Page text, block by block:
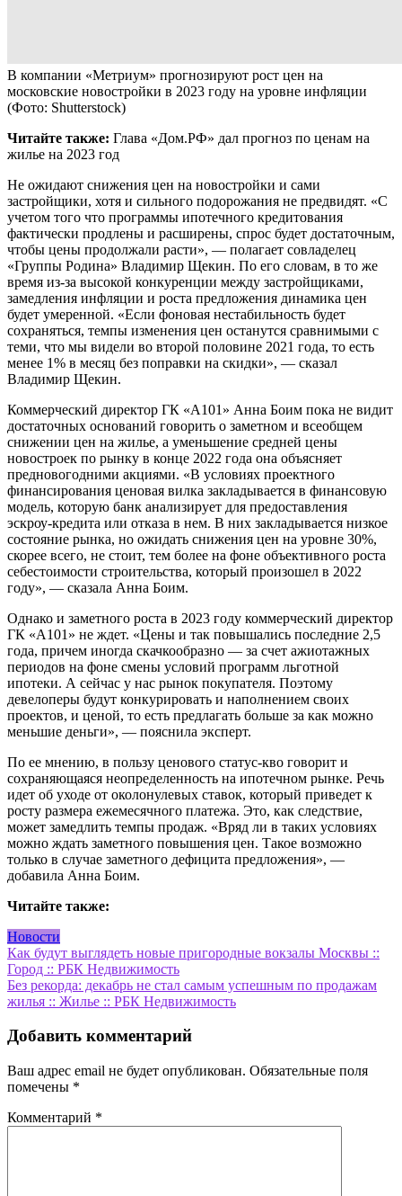
В компании «Метриум» прогнозируют рост цен на
московские новостройки в 2023 году на уровне инфляции
(Фото: Shutterstock)
Читайте также: Глава «Дом.РФ» дал прогноз по ценам на
жилье на 2023 год
Не ожидают снижения цен на новостройки и сами
застройщики, хотя и сильного подорожания не предвидят. «С
учетом того что программы ипотечного кредитования
фактически продлены и расширены, спрос будет достаточным,
чтобы цены продолжали расти», — полагает совладелец
«Группы Родина» Владимир Щекин. По его словам, в то же
время из-за высокой конкуренции между застройщиками,
замедления инфляции и роста предложения динамика цен
будет умеренной. «Если фоновая нестабильность будет
сохраняться, темпы изменения цен останутся сравнимыми с
теми, что мы видели во второй половине 2021 года, то есть
менее 1% в месяц без поправки на скидки», — сказал
Владимир Щекин.
Коммерческий директор ГК «А101» Анна Боим пока не видит
достаточных оснований говорить о заметном и всеобщем
снижении цен на жилье, а уменьшение средней цены
новостроек по рынку в конце 2022 года она объясняет
предновогодними акциями. «В условиях проектного
финансирования ценовая вилка закладывается в финансовую
модель, которую банк анализирует для предоставления
эскроу-кредита или отказа в нем. В них закладывается низкое
состояние рынка, но ожидать снижения цен на уровне 30%,
скорее всего, не стоит, тем более на фоне объективного роста
себестоимости строительства, который произошел в 2022
году», — сказала Анна Боим.
Однако и заметного роста в 2023 году коммерческий директор
ГК «А101» не ждет. «Цены и так повышались последние 2,5
года, причем иногда скачкообразно — за счет ажиотажных
периодов на фоне смены условий программ льготной
ипотеки. А сейчас у нас рынок покупателя. Поэтому
девелоперы будут конкурировать и наполнением своих
проектов, и ценой, то есть предлагать больше за как можно
меньшие деньги», — пояснила эксперт.
По ее мнению, в пользу ценового статус-кво говорит и
сохраняющаяся неопределенность на ипотечном рынке. Речь
идет об уходе от околонулевых ставок, который приведет к
росту размера ежемесячного платежа. Это, как следствие,
может замедлить темпы продаж. «Вряд ли в таких условиях
можно ждать заметного повышения цен. Такое возможно
только в случае заметного дефицита предложения», —
добавила Анна Боим.
Читайте также:
Новости
Навигация
по
записям
Как будут выглядеть новые пригородные вокзалы Москвы ::
Город :: РБК Недвижимость
Без рекорда: декабрь не стал самым успешным по продажам
жилья :: Жилье :: РБК Недвижимость
Добавить комментарий
Ваш адрес email не будет опубликован. Обязательные поля
помечены *
Комментарий *